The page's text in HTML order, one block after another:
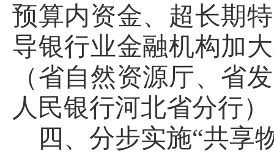
预算内资金、超长期
导银行业金融机构加
（省自然资源厅、省
人民银行河北省分行）
四、分步实施“共享